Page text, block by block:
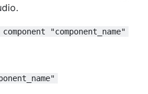
"component_name"